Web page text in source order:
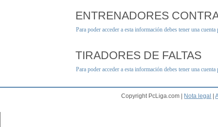
ENTRENADORES
Para poder acceder a esta información debes tener una
TIRADORES DE FALTAS
Para poder acceder a esta información debes tener una
Copyright PcLiga.com | Nota legal |